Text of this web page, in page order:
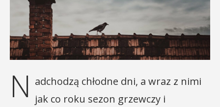
N adchodzą chłodne dni, a wraz z nimi
jak co roku sezon grzewczy i